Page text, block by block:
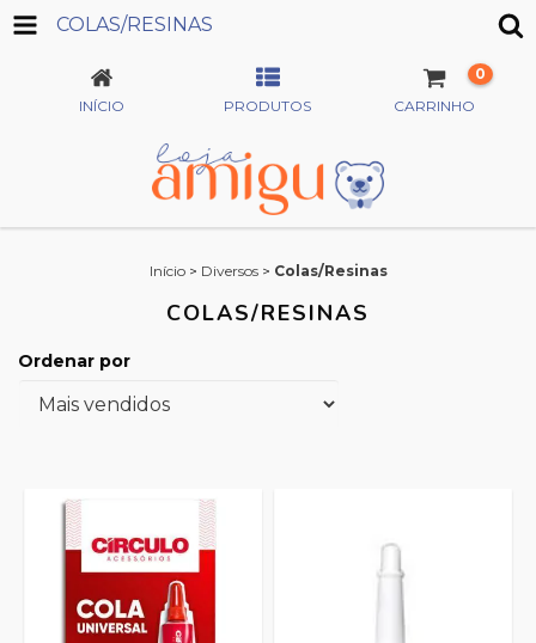
COLAS/RESINAS
INÍCIO PRODUTOS CARRINHO
0
Início > Diversos > Colas/Resinas
COLAS/RESINAS
Ordenar por